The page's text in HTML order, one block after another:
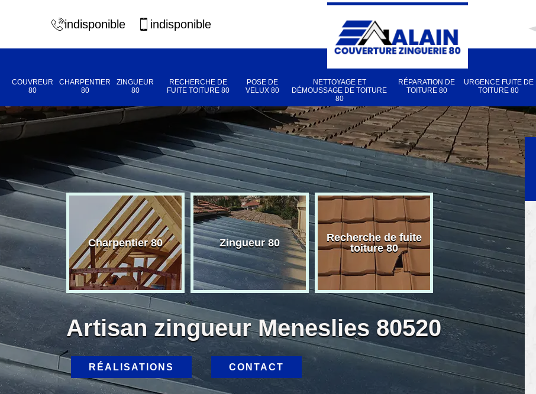
indisponible indisponible
COUVREUR
80
CHARPENTIER
80
ZINGUEUR
80
RECHERCHE DE
FUITE TOITURE 80
POSE DE
VELUX 80
NETTOYAGE ET
DÉMOUSSAGE DE TOITURE
80
RÉPARATION DE
TOITURE 80
URGENCE FUITE DE
TOITURE 80
80 Charpentier 80 Zingueur 80
Recherche de fuite
toiture 80
Pose de velux 80
Artisan zingueur Meneslies 80520
RÉALISATIONS CONTACT